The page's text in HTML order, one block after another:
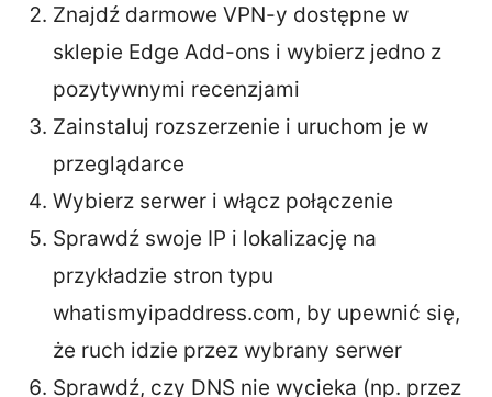
Znajdź darmowe VPN-y dostępne w
sklepie Edge Add-ons i wybierz jedno z
pozytywnymi recenzjami
Zainstaluj rozszerzenie i uruchom je w
przeglądarce
Wybierz serwer i włącz połączenie
Sprawdź swoje IP i lokalizację na
przykładzie stron typu
whatismyipaddress.com, by upewnić się,
że ruch idzie przez wybrany serwer
Sprawdź, czy DNS nie wycieka (np. przez